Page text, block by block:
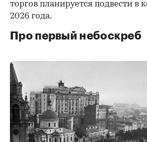
торгов планируется подвести в
2026 года.
Про первый небоскреб